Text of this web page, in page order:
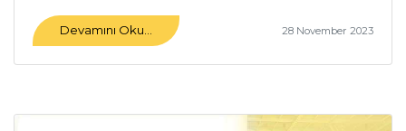
Devamını Oku... 28 November 2023